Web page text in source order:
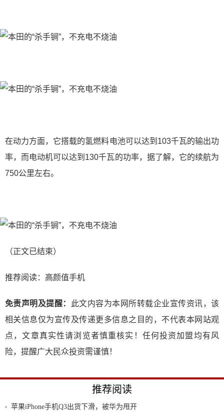
在动力方面，它搭载的氢燃料电池可以达到103千瓦的输出功
率，而电动机可以达到130千瓦的功率，据了解，它的续航为
750公里左右。
（正文已结束）
推荐阅读： 高颜值手机
免责声明及提醒：
此文内容为本网所转载企业宣传资讯，该
相关信息仅为宣传及传递更多信息之目的，不代表本网站观
点，文章真实性请浏览者慎重核实！任何投资加盟均有风
险，提醒广大民众投资需谨慎！
推荐阅读
苹果iPhone手机Q3出货下滑，被华为甩开